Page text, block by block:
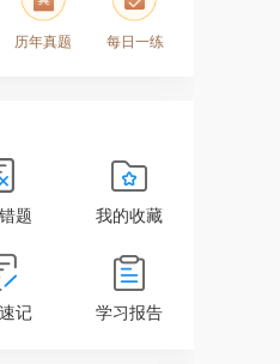
历年真题 每日一练
题 我的收藏
记 学习报告